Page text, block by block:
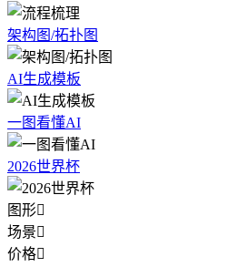
架构图/拓扑图
AI生成模板
一图看懂AI
2026世界杯
图形
场景
价格